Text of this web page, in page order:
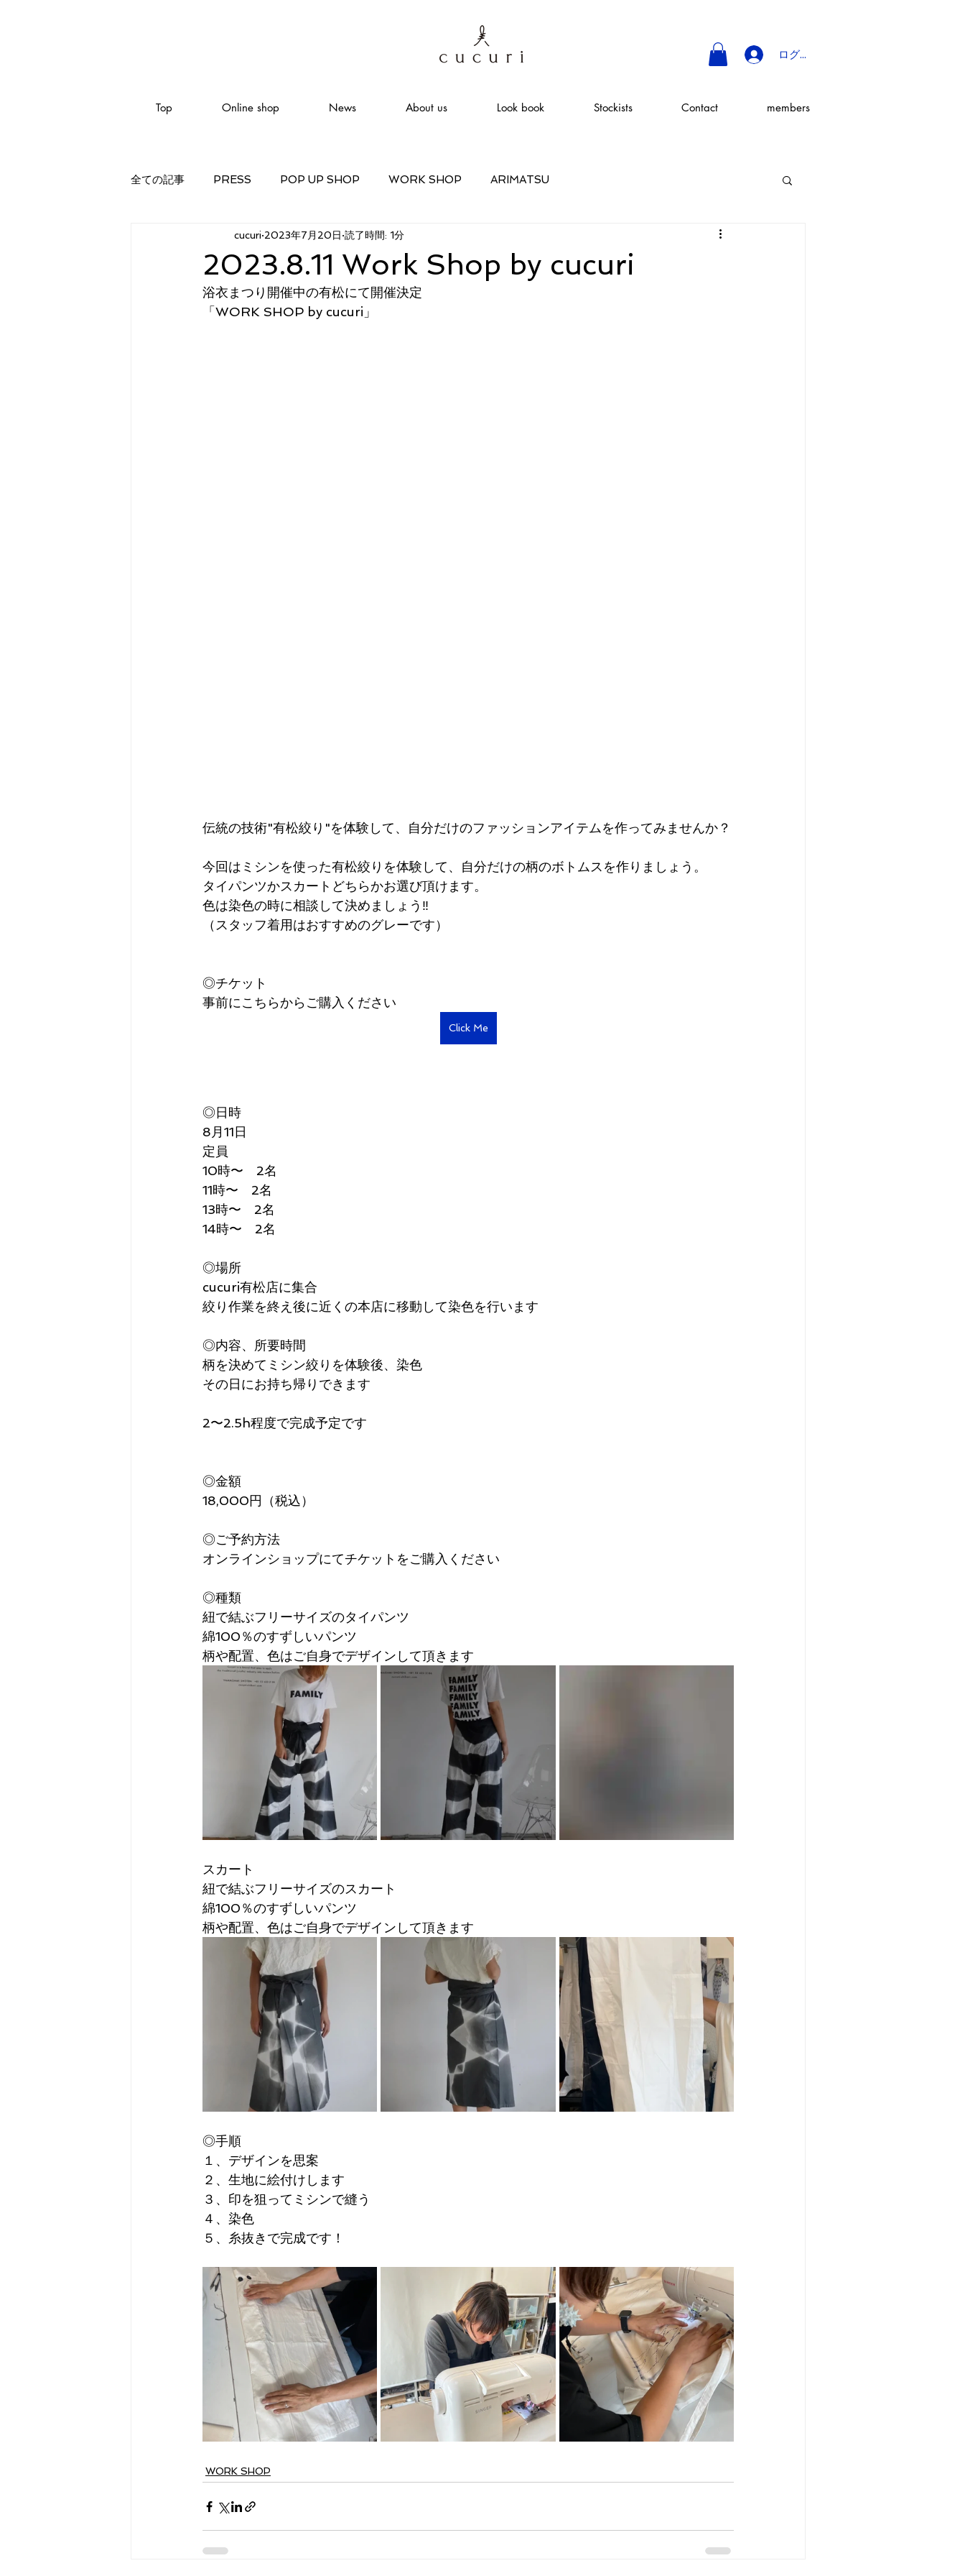
ログイン
Top Online shop News About us Look book Stockists Contact members
全ての記事 PRESS POP UP SHOP WORK SHOP ARIMATSU
2023.8.11 Work Shop by cucuri
cucuri 2023年7月20日 読了時間: 1分
浴衣まつり開催中の有松にて開催決定
「WORK SHOP by cucuri」
伝統の技術"有松絞り"を体験して、自分だけのファッションアイテムを作ってみませんか？
今回はミシンを使った有松絞りを体験して、自分だけの柄のボトムスを作りましょう。
タイパンツかスカートどちらかお選び頂けます。
色は染色の時に相談して決めましょう‼
（スタッフ着用はおすすめのグレーです）
◎チケット
事前にこちらからご購入ください
Click Me
◎日時
8月11日
定員
10時〜　2名
11時〜　2名
13時〜　2名
14時〜　2名
◎場所
cucuri有松店に集合
絞り作業を終え後に近くの本店に移動して染色を行います
◎内容、所要時間
柄を決めてミシン絞りを体験後、染色
その日にお持ち帰りできます
2〜2.5h程度で完成予定です
◎金額
18,000円（税込）
◎ご予約方法
オンラインショップにてチケットをご購入ください
◎種類
紐で結ぶフリーサイズのタイパンツ
綿100％のすずしいパンツ
柄や配置、色はご自身でデザインして頂きます
スカート
紐で結ぶフリーサイズのスカート
綿100％のすずしいパンツ
柄や配置、色はご自身でデザインして頂きます
◎手順
１、デザインを思案
２、生地に絵付けします
３、印を狙ってミシンで縫う
４、染色
５、糸抜きで完成です！
WORK SHOP